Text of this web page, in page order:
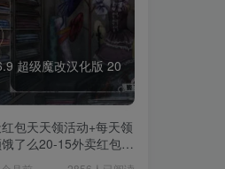
超级魔改汉化版 20
包天天领活动+每天领
了么20-15外卖红包优
超级魔改汉化版 20
包天天领活动+每天领
了么20-15外卖红包优